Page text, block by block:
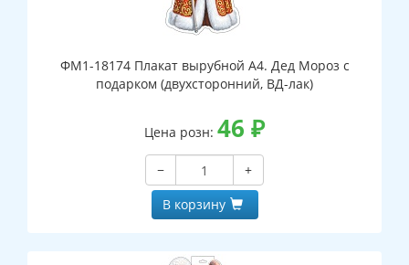
ФМ1-18174 Плакат вырубной А4. Дед Мороз с
подарком (двухсторонний, ВД-лак)
Цена розн: 46 ₽
−
+
В корзину